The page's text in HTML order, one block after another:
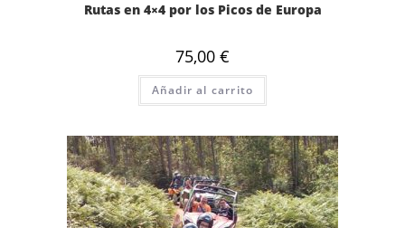
Rutas en 4×4 por los Picos de Europa
75,00 €
Añadir al carrito